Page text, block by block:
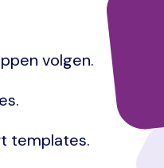
volgen.
templates.